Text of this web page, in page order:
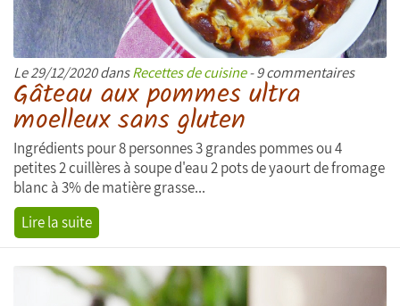
Le 29/12/2020 dansRecettes de cuisine- 9 commentaires
Gâteau aux pommes ultra
moelleux sans gluten
Ingrédients pour 8 personnes 3 grandes pommes ou 4
petites 2 cuillères à soupe d'eau 2 pots de yaourt de fromage
blanc à 3% de matière grasse...
Lire la suite